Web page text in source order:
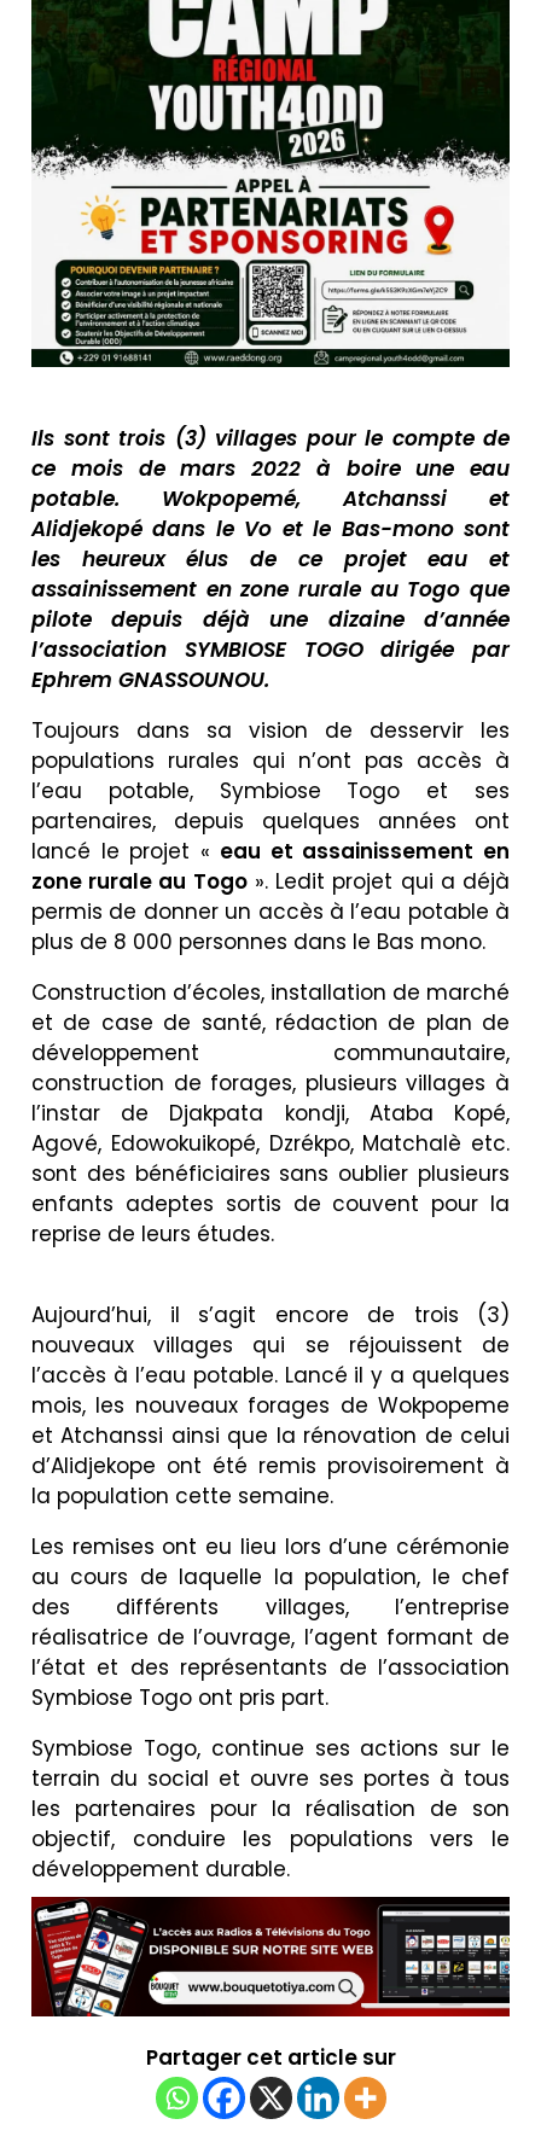
Ils sont trois (3) villages pour le compte de
ce mois de mars 2022 à boire une eau
potable. Wokpopemé, Atchanssi et
Alidjekopé dans le Vo et le Bas-mono sont
les heureux élus de ce projet eau et
assainissement en zone rurale au Togo que
pilote depuis déjà une dizaine d’année
l’association SYMBIOSE TOGO dirigée par
Ephrem GNASSOUNOU.
Toujours dans sa vision de desservir les
populations rurales qui n’ont pas accès à
l’eau potable, Symbiose Togo et ses
partenaires, depuis quelques années ont
lancé le projet « eau et assainissement en
zone rurale au Togo». Ledit projet qui a déjà
permis de donner un accès à l’eau potable à
plus de 8 000 personnes dans le Bas mono.
Construction d’écoles, installation de marché
et de case de santé, rédaction de plan de
développement communautaire,
construction de forages, plusieurs villages à
l’instar de Djakpata kondji, Ataba Kopé,
Agové, Edowokuikopé, Dzrékpo, Matchalè etc.
sont des bénéficiaires sans oublier plusieurs
enfants adeptes sortis de couvent pour la
reprise de leurs études.
Aujourd’hui, il s’agit encore de trois (3)
nouveaux villages qui se réjouissent de
l’accès à l’eau potable. Lancé il y a quelques
mois, les nouveaux forages de Wokpopeme
et Atchanssi ainsi que la rénovation de celui
d’Alidjekope ont été remis provisoirement à
la population cette semaine.
Les remises ont eu lieu lors d’une cérémonie
au cours de laquelle la population, le chef
des différents villages, l’entreprise
réalisatrice de l’ouvrage, l’agent formant de
l’état et des représentants de l’association
Symbiose Togo ont pris part.
Symbiose Togo, continue ses actions sur le
terrain du social et ouvre ses portes à tous
les partenaires pour la réalisation de son
objectif, conduire les populations vers le
développement durable.
Partager cet article sur